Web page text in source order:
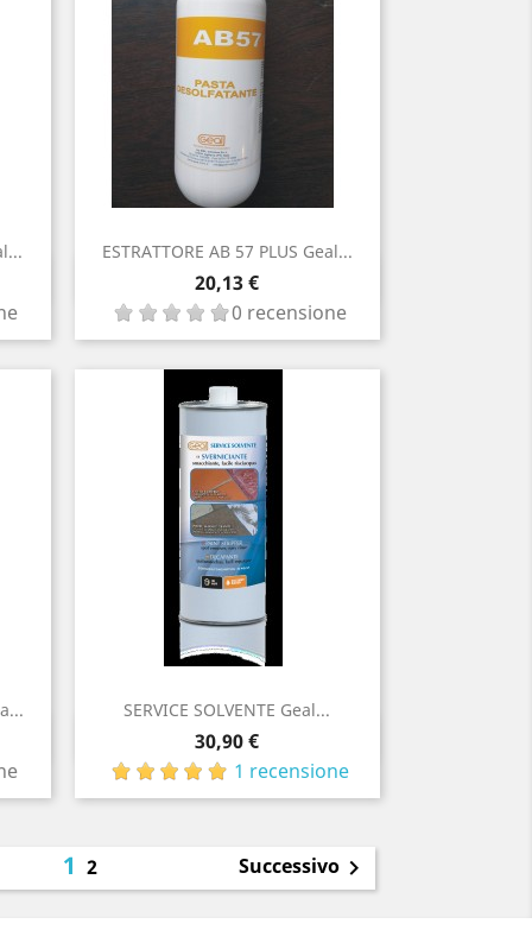
ESTRATTORE AB 57 PLUS Geal...
Prezzo
20,13 €
0 recensione
Anteprima
SERVICE SOLVENTE Geal...
Prezzo
30,90 €
1 recensione
Anteprima
1 2 Successivo